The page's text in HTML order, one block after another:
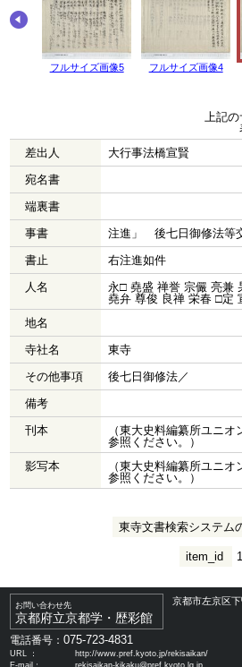
フルサイズ画像5 フルサイズ画像4
上記の
差出人
大行事法橋宣賢
宛名書
端裏書
事書
注進」 後七日御修法等
書止
右注進如件
人名
永□ 堯盛 禅誉 宗儼 亮兼
堯弁 尊俊 良禅 栄春 □定
地名
寺社名
東寺
その他事項
後七日御修法／
備考
刊本
（東大史料編纂所ユニ
参照ください。）
影写本
（東大史料編纂所ユニ
参照ください。）
東寺文書検索システム
item_id
お問い合わせ先
京都府立京都学・歴彩館
京都市左京区
電話番号：075-723-4831
URL ：
http://www.pref.kyoto.jp/rekisaikan/
E-mail：
rekisaikan-kikaku@pref.kyoto.lg.jp